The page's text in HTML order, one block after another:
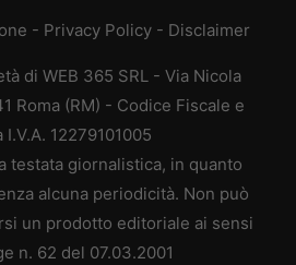
- Privacy Policy - Disclaimer
di WEB 365 SRL - Via Nicola
Roma (RM) - Codice Fiscale e
I.V.A. 12279101005
testata giornalistica, in quanto
alcuna periodicità. Non può
un prodotto editoriale ai sensi
n. 62 del 07.03.2001